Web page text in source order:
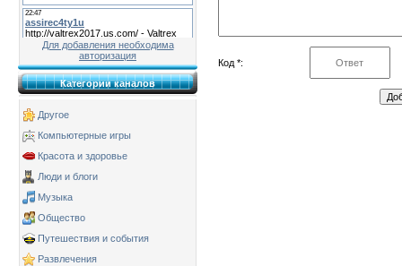
Для добавления необходима
авторизация
Категории каналов
Другое
Компьютерные игры
Красота и здоровье
Люди и блоги
Музыка
Общество
Путешествия и события
Развлечения
Код *: